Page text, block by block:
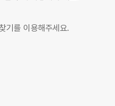
기를 이용해주세요.